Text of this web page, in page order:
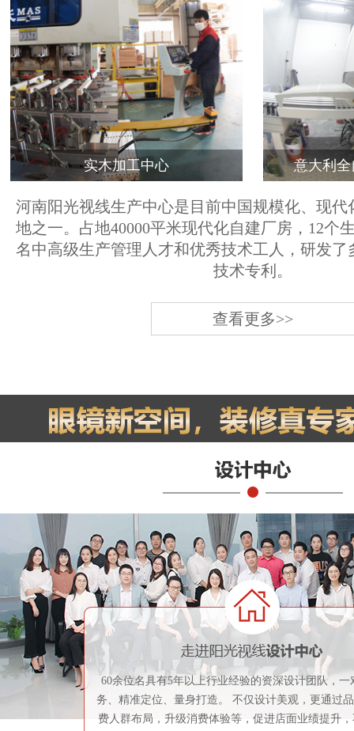
实木加工中心 意大利
河南阳光视线生产中心是目前中国规模化、现代
地之一。占地40000平米现代化自建厂房，12个
名中高级生产管理人才和优秀技术工人，研发了
技术专利。
查看更多>>
60余位名具有5年以上行业经验的资深设计团队，一
务、精准定位、量身打造。 不仅设计美观，更通过
费人群布局，升级消费体验等，促进店面业绩提升